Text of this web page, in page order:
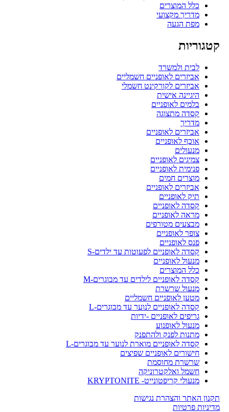
כלל המוצרים
מדריך מקצועי
מפת הגעה
קטגוריות
לבית ולמשרד
אביזרים לאופניים חשמליים
אביזרים לקורקינט חשמלי
היגיינה אישית
בלמים לאופניים
קסדה מתצוגה
מדריך
אביזרים לאופניים
אוכף לאופניים
מנעולים
צמיגים לאופניים
פנימית לאופניים
מוצרים חמים
אביזרים לאופניים
תיק לאופניים
קסדה לאופניים
מראה לאופניים
מבצעים מטורפים
צופר לאופניים
פנס לאופניים
קסדה לאופניים לפעוטות עד ילדים-S
מנעול לאופניים
כלל המוצרים
קסדה לאופניים לילדים עד מבוגרים-M
מנעול שרשרת
מטען לאופניים חשמליים
קסדה לאופניים לנוער עד מבוגרים-L
גריפים לאופניים -ידיות
מנעול לאופנוע
מתנות לפנק ולהתפנק
קסדה לאופניים מוארת לנוער עד מבוגרים-L
חישורים לאופניים שפיצים
שרשרת מחוסמת
חשמל ואלקטרוניקה
מנעולי קריפטונייט- KRYPTONITE
תקנון האתר והצהרת נגישות
מדיניות פרטיות